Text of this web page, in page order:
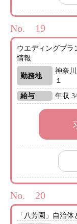
No.
ウエディングプラ
情報
勤務地
神奈
１
給与
年収
No.
「八芳園」自治